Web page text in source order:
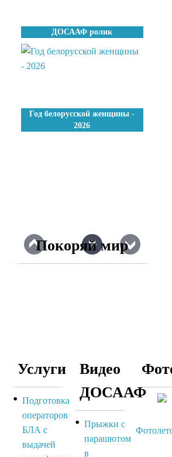
ДОСААФ ролик
Год белорусской женщины -
2026
Покоряй мир
Услуги
Подготовка
операторов
БЛА с
выдачей
Видео
ДОСААФ
Прыжки с
парашютом
в